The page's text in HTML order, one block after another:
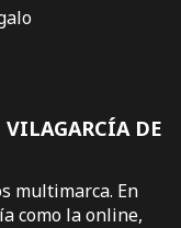
DE
multimarca. En
como la online,